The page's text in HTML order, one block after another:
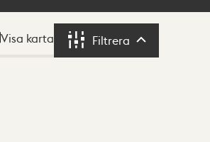
Visa karta Filtrera Filtrera